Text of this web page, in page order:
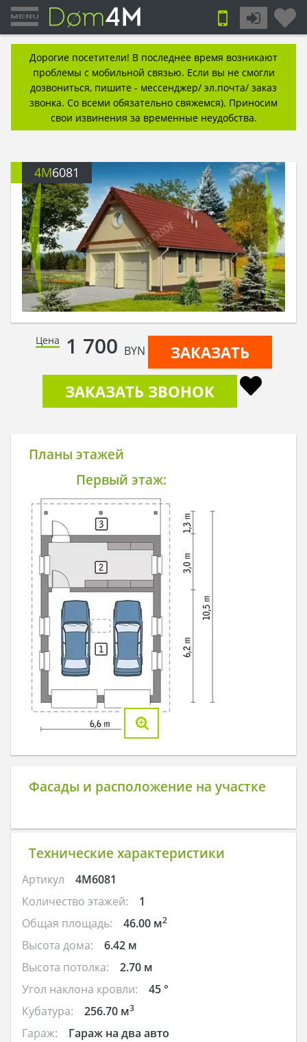
Дорогие посетители! В последнее время возникают
проблемы с мобильной связью. Если вы не смогли
дозвониться, пишите - мессенджер/ эл.почта/ заказ
звонка. Со всеми обязательно свяжемся). Приносим
свои извинения за временные неудобства.
4M6081
Цена 1 700 BYN
ЗАКАЗАТЬ
ЗАКАЗАТЬ ЗВОНОК
Планы этажей
Первый этаж:
Фасады и расположение на участке
Технические характеристики
Артикул
4M6081
Количество этажей:
1
Общая площадь:
46.00 м2
Высота дома:
6.42 м
Высота потолка:
2.70 м
Угол наклона кровли:
45 °
Кубатура:
256.70 м3
Гараж:
Гараж на два авто